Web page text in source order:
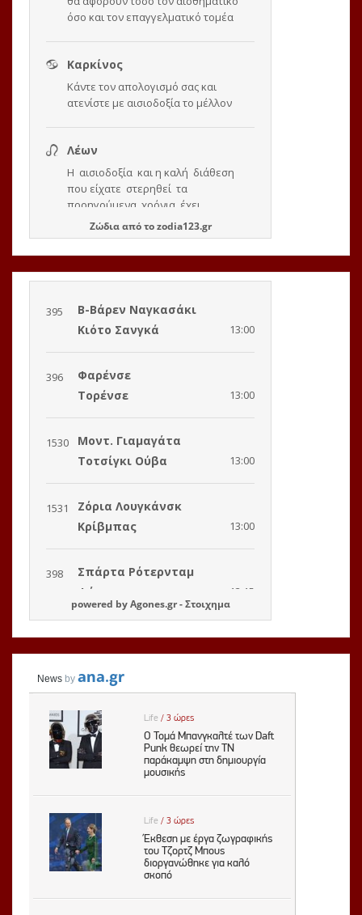
Ζώδιααπό τοzodia123.gr
powered byAgones.gr-Στοιχημα